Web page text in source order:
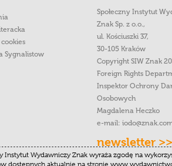
Sygnalistow
Społeczny Instytut
Znak Sp. z o.o.,
ul. Kościuszki 37,
30-105 Kraków
Copyright SIW Znak
Foreign Rights
Inspektor Ochrony
Osobowych
Magdalena Heczko
e-mail:
newsletter >>
Instytut Wydawniczy Znak wyraża zgodę na
dostępnych aktualnie na stronie